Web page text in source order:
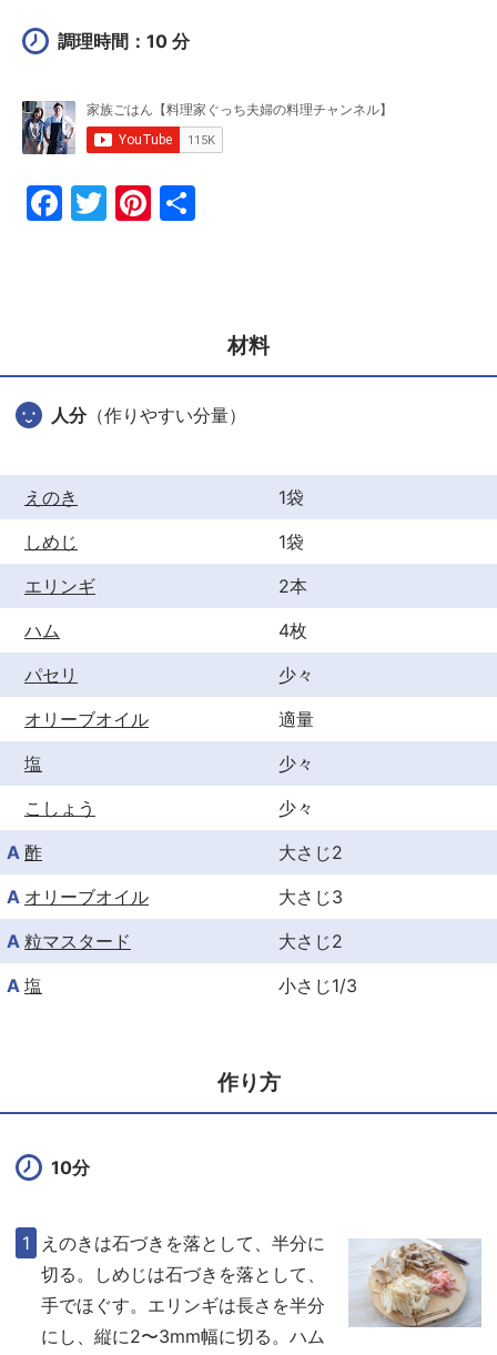
調理時間：10 分
F
o
o
T
Pi
材料
人分（作りやすい分量）
えのき
1袋
しめじ
1袋
エリンギ
2本
ハム
4枚
パセリ
少々
オリーブオイル
適量
塩
少々
こしょう
少々
A 酢
大さじ2
A オリーブオイル
大さじ3
A 粒マスタード
大さじ2
A 塩 小さじ1/3
作り方
10分
えのきは石づきを落として、半分に
切る。しめじは石づきを落として、
手でほぐす。エリンギは長さを半分
にし、縦に2〜3mm幅に切る。ハム